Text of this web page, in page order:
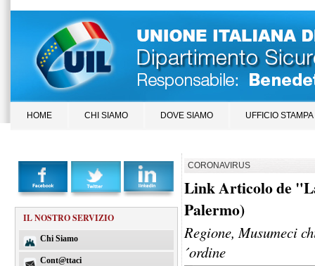
HOME CHI SIAMO DOVE SIAMO UFFICIO STAMPA
IL NOSTRO SERVIZIO
Chi Siamo
Cont@ttaci
CORONAVIRUS
Link Articolo de
Palermo)
Regione, Musumeci
´ordine